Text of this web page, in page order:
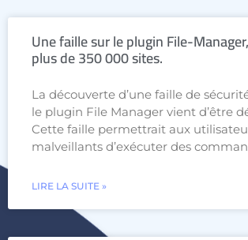
Une faille sur le plugin File-
plus de 350 000 sites.
La découverte d’une faille de
le plugin File Manager vient d’être
Cette faille permettrait aux
malveillants d’exécuter des
LIRE LA SUITE »